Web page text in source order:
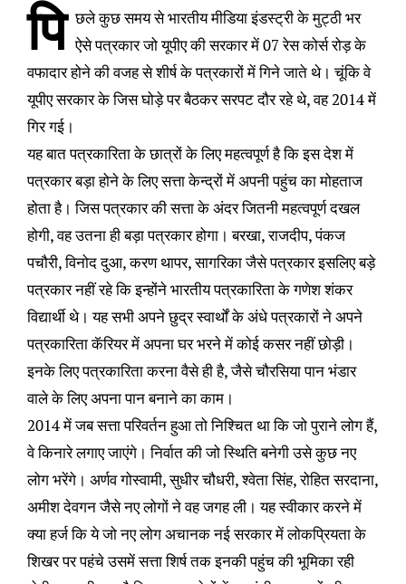
पि छले कुछ समय से भारतीय मीडिया इंडस्ट्री के मुट्ठी भर
ऐसे पत्रकार जो यूपीए की सरकार में 07 रेस कोर्स रोड़ के
वफादार होने की वजह से शीर्ष के पत्रकारों में गिने जाते थे। चूंकि वे
यूपीए सरकार के जिस घोड़े पर बैठकर सरपट दौर रहे थे, वह 2014 में
गिर गई।
यह बात पत्रकारिता के छात्रों के लिए महत्वपूर्ण है कि इस देश में
पत्रकार बड़ा होने के लिए सत्ता केन्द्रों में अपनी पहुंच का मोहताज
होता है। जिस पत्रकार की सत्ता के अंदर जितनी महत्वपूर्ण दखल
होगी, वह उतना ही बड़ा पत्रकार होगा। बरखा, राजदीप, पंकज
पचौरी, विनोद दुआ, करण थापर, सागरिका जैसे पत्रकार इसलिए बड़े
पत्रकार नहीं रहे कि इन्होंने भारतीय पत्रकारिता के गणेश शंकर
विद्यार्थी थे। यह सभी अपने छुद्र स्वार्थों के अंधे पत्रकारों ने अपने
पत्रकारिता कॅरियर में अपना घर भरने में कोई कसर नहीं छोड़ी।
इनके लिए पत्रकारिता करना वैसे ही है, जैसे चौरसिया पान भंडार
वाले के लिए अपना पान बनाने का काम।
2014 में जब सत्ता परिवर्तन हुआ तो निश्चित था कि जो पुराने लोग हैं,
वे किनारे लगाए जाएंगे। निर्वात की जो स्थिति बनेगी उसे कुछ नए
लोग भरेंगे। अर्णव गोस्वामी, सुधीर चौधरी, श्वेता सिंह, रोहित सरदाना,
अमीश देवगन जैसे नए लोगों ने वह जगह ली। यह स्वीकार करने में
क्या हर्ज कि ये जो नए लोग अचानक नई सरकार में लोकप्रियता के
शिखर पर पहंचे उसमें सत्ता शिर्ष तक इनकी पहुंच की भूमिका रही